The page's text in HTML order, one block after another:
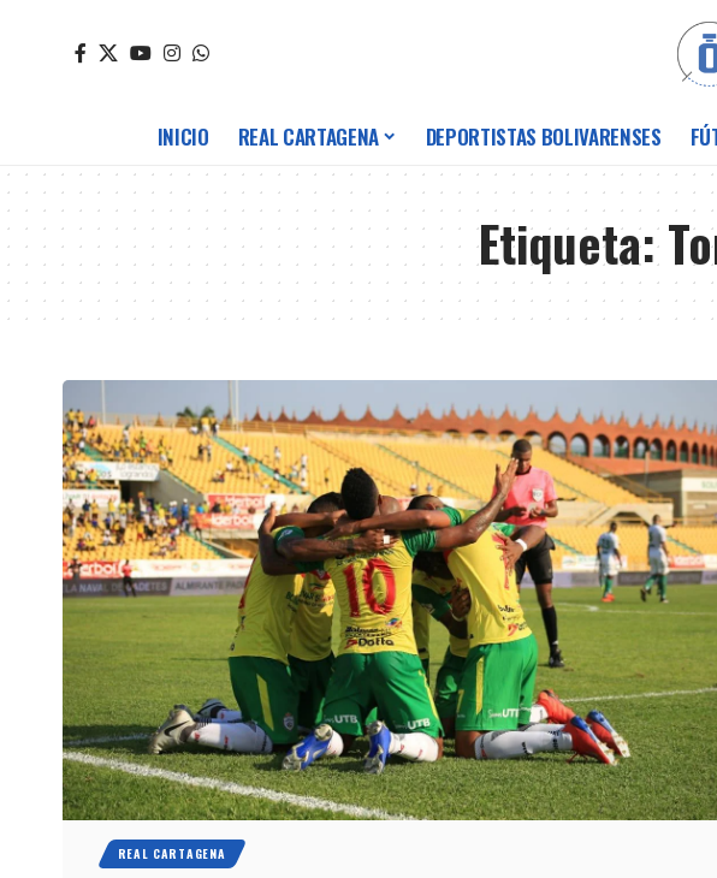
INICIO REAL CARTAGENA DEPORTISTAS BOLIVARENSES
Etiqueta:
REAL CARTAGENA